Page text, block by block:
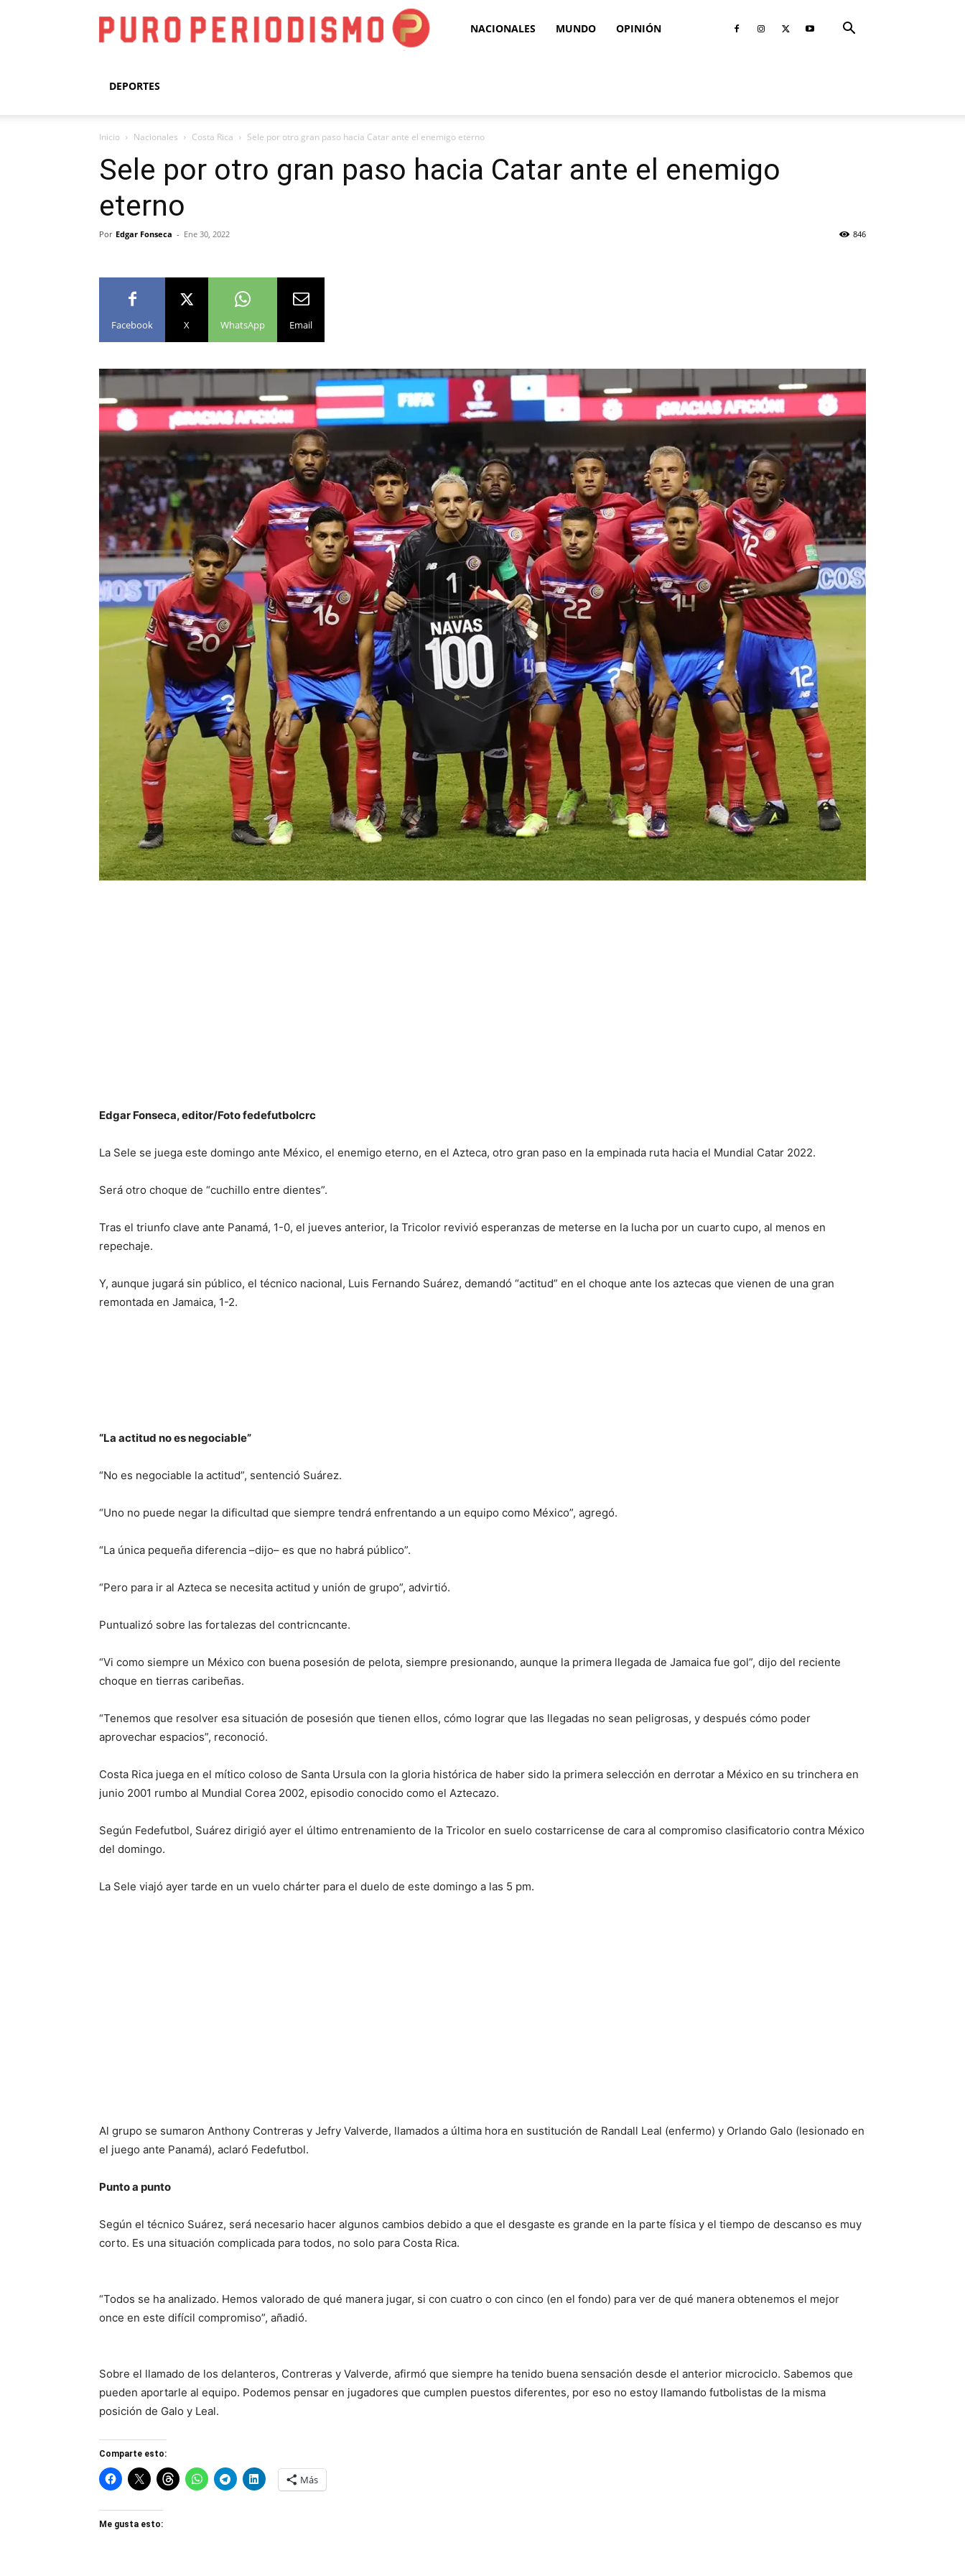
Puro NACIONALES MUNDO OPINIÓN
DEPORTES
Inicio Nacionales Costa Rica Sele por otro gran paso hacia Catar ante el enemigo eterno
Sele por otro gran paso hacia Catar ante el enemigo
eterno
Por Edgar Fonseca - Ene 30, 2022 846
Facebook X WhatsApp Email
Edgar Fonseca, editor/Foto fedefutbolcrc
La Sele se juega este domingo ante México, el enemigo eterno, en el Azteca, otro gran paso en la empinada ruta hacia el Mundial Catar 2022.
Será otro choque de “cuchillo entre dientes”.
Tras el triunfo clave ante Panamá, 1-0, el jueves anterior, la Tricolor revivió esperanzas de meterse en la lucha por un cuarto cupo, al menos en
repechaje.
Y, aunque jugará sin público, el técnico nacional, Luis Fernando Suárez, demandó “actitud” en el choque ante los aztecas que vienen de una gran
remontada en Jamaica, 1-2.
“La actitud no es negociable”
“No es negociable la actitud”, sentenció Suárez.
“Uno no puede negar la dificultad que siempre tendrá enfrentando a un equipo como México”, agregó.
“La única pequeña diferencia –dijo– es que no habrá público”.
“Pero para ir al Azteca se necesita actitud y unión de grupo”, advirtió.
Puntualizó sobre las fortalezas del contricncante.
“Vi como siempre un México con buena posesión de pelota, siempre presionando, aunque la primera llegada de Jamaica fue gol”, dijo del reciente
choque en tierras caribeñas.
“Tenemos que resolver esa situación de posesión que tienen ellos, cómo lograr que las llegadas no sean peligrosas, y después cómo poder
aprovechar espacios”, reconoció.
Costa Rica juega en el mítico coloso de Santa Ursula con la gloria histórica de haber sido la primera selección en derrotar a México en su trinchera en
junio 2001 rumbo al Mundial Corea 2002, episodio conocido como el Aztecazo.
Según Fedefutbol, Suárez dirigió ayer el último entrenamiento de la Tricolor en suelo costarricense de cara al compromiso clasificatorio contra México
del domingo.
La Sele viajó ayer tarde en un vuelo chárter para el duelo de este domingo a las 5 pm.
Al grupo se sumaron Anthony Contreras y Jefry Valverde, llamados a última hora en sustitución de Randall Leal (enfermo) y Orlando Galo (lesionado en
el juego ante Panamá), aclaró Fedefutbol.
Punto a punto
Según el técnico Suárez, será necesario hacer algunos cambios debido a que el desgaste es grande en la parte física y el tiempo de descanso es muy
corto. Es una situación complicada para todos, no solo para Costa Rica.
“Todos se ha analizado. Hemos valorado de qué manera jugar, si con cuatro o con cinco (en el fondo) para ver de qué manera obtenemos el mejor
once en este difícil compromiso”, añadió.
Sobre el llamado de los delanteros, Contreras y Valverde, afirmó que siempre ha tenido buena sensación desde el anterior microciclo. Sabemos que
pueden aportarle al equipo. Podemos pensar en jugadores que cumplen puestos diferentes, por eso no estoy llamando futbolistas de la misma
posición de Galo y Leal.
Comparte esto:
Más
Me gusta esto: